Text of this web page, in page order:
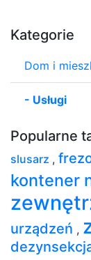
Kategorie
Dom i
- Usługi
Popularne
slusarz ,
kontener
urządzeń ,